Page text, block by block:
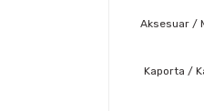
Aksesuar /
Kaporta /